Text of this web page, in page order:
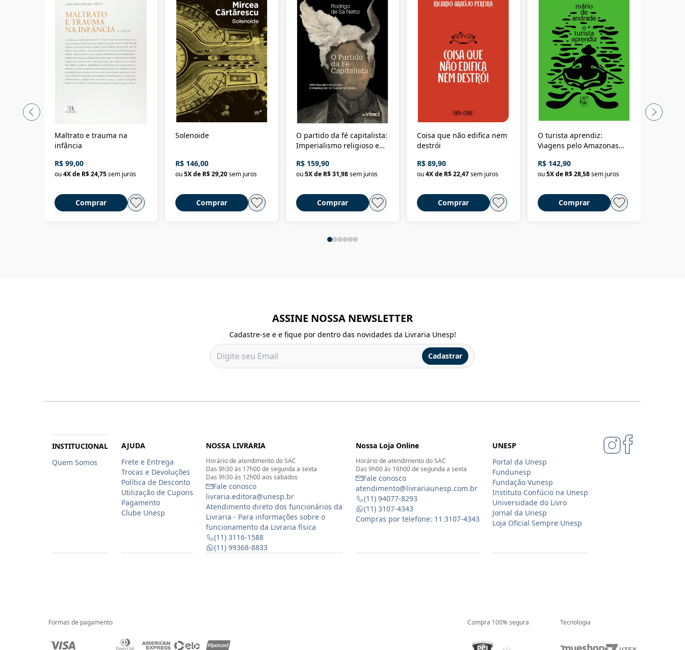
Maltrato e trauma na
infância
R$ 99,00
ou4X de R$ 24,75sem juros
Comprar
Solenoide
R$ 146,00
ou5X de R$ 29,20sem juros
Comprar
O partido da fé capitalista:
Imperialismo religioso e
Brasil
R$ 159,90
ou5X de R$ 31,98sem juros
Comprar
Coisa que não edifica nem
destrói
R$ 89,90
ou4X de R$ 22,47sem juros
Comprar
O turista aprendiz:
Viagens pelo Amazonas
até a Bolívia e por Marajó
até dizer chega
R$ 142,90
ou5X de R$ 28,58sem juros
Comprar
ASSINE NOSSA NEWSLETTER
Cadastre-se e e fique por dentro das novidades da Livraria Unesp!
Cadastrar
INSTITUCIONAL
Quem Somos
AJUDA
Frete e Entrega
Trocas e Devoluções
Política de Desconto
Utilização de Cupons
Pagamento
Clube Unesp
NOSSA LIVRARIA
Horário de atendimento do SAC
Das 9h30 às 17h00 de segunda a sexta
Das 9h30 às 12h00 aos sábados
Fale conosco
livraria.editora@unesp.br
Atendimento direto dos funcionários da
Livraria - Para informações sobre o
funcionamento da Livraria física
(11) 3116-1588
(11) 99368-8833
Nossa Loja Online
Horário de atendimento do SAC
Das 9h00 às 16h00 de segunda a sexta
Fale conosco
atendimento@livrariaunesp.com.br
(11) 94077-8293
(11) 3107-4343
Compras por telefone: 11 3107-4343
UNESP
Portal da Unesp
Fundunesp
Fundação Vunesp
Instituto Confúcio na Unesp
Universidade do Livro
Jornal da Unesp
Loja Oficial Sempre Unesp
Formas de pagamento Compra 100% segura Tecnologia